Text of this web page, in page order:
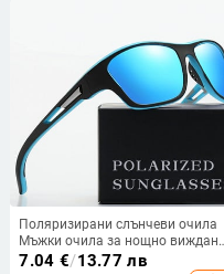
Поляризирани слънчеви очила
Мъжки очила за нощно
Driver Anti-Glare Слънчеви очила
7.04 €/13.77 лв